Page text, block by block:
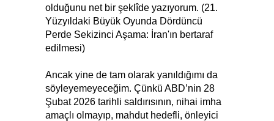
olduğunu net bir şeklîde yazıyorum. (21.
Yüzyıldaki Büyük Oyunda Dördüncü
Perde Sekizinci Aşama: İran'ın bertaraf
edilmesi)
Ancak yine de tam olarak yanıldığımı da
söyleyemeyeceğim. Çünkü ABD’nin 28
Şubat 2026 tarihli saldırısının, nihai imha
amaçlı olmayıp, mahdut hedefli, önleyici